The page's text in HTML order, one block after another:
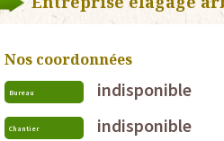
Nos coordonnées
Bureau indisponible
Chantier indisponible